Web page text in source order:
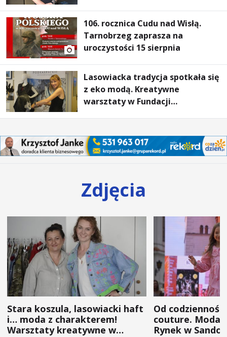
106. rocznica Cudu nad Wisłą.
Tarnobrzeg zaprasza na
uroczystości 15 sierpnia
Lasowiacka tradycja spotkała się
z eko modą. Kreatywne
warsztaty w Fundacji
Zdjęcia
Stara koszula, lasowiacki haft
i… moda z charakterem!
Warsztaty kreatywne w
Od
couture. Moda
Rynek w